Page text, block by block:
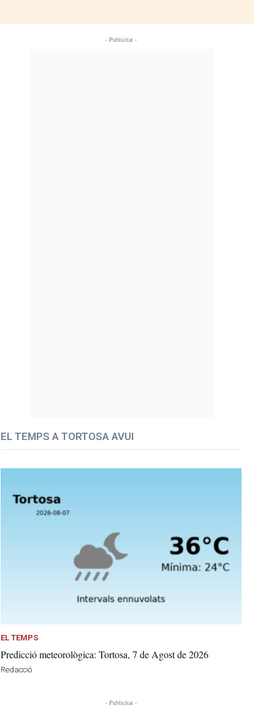
- Publicitat -
EL TEMPS A TORTOSA AVUI
EL TEMPS
Predicció meteorològica: Tortosa, 7 de Agost de 2026
Redacció
- Publicitat -